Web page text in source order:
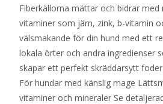
Fiberkällorna mättar och bidrar
vitaminer som järn, zink, b-vitamin
välsmakande för din hund med ett
lokala örter och andra ingredienser
skapar ett perfekt skräddarsytt
För hundar med känslig mage
vitaminer och mineraler Se